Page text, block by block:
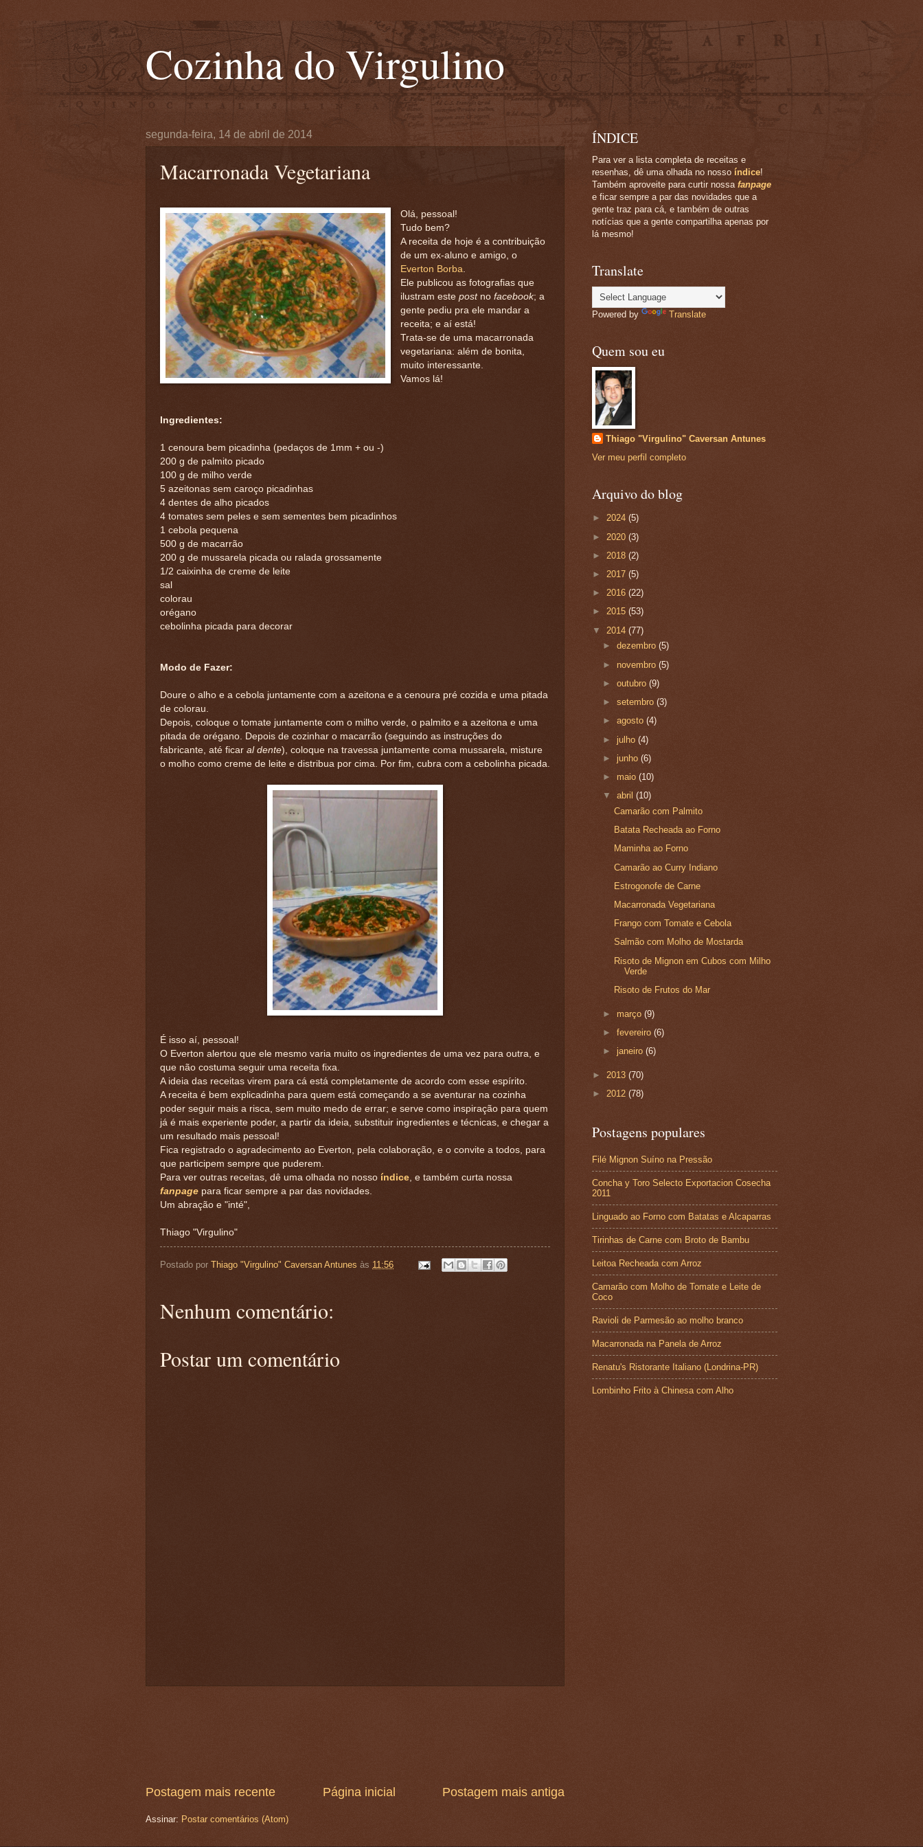
Cozinha do Virgulino
segunda-feira, 14 de abril de 2014
Macarronada Vegetariana
Olá, pessoal!
Tudo bem?
A receita de hoje é a contribuição
de um ex-aluno e amigo, o
Everton Borba
Ele publicou as fotografias que
ilustram este postno facebook; a
gente pediu pra ele mandar a
receita; e aí está!
Trata-se de uma macarronada
vegetariana: além de bonita,
muito interessante.
Vamos lá!
Ingredientes:
1 cenoura bem picadinha (pedaços de 1mm + ou -)
200 g de pal mito picado
100 g de milho verde
5 azeitonas sem caroço picadinhas
4 dentes de alho picados
4 tomates sem peles e sem sementes bem picadinhos
1 cebola pequena
500 g de macarrão
200 g de mussarela picada ou ralada grossamente
1/2 caixinha de creme de leite
sal
colorau
orégano
cebolinha picada para decorar
Modo de Fazer:
Doure o alho e a cebola juntamente com a azeitona e a cenoura pré cozida e uma pitada
de colorau.
Depois, coloque o tomate juntamente com o milho verde, o palmito e a azeitona e uma
pitada de orégano. Depois de cozinhar o macarrão (seguindo as instruções do
fabricante, até ficar al dente), coloque na travessa juntamente coma mussarela, misture
o molho como creme de leite e distribua por cima. Por fim, cubra com a cebolinha picada.
É isso aí, pessoal!
O Everton alertou que ele mesmo varia muito os ingredientes de uma vez para outra, e
que não costuma seguir uma receita fixa.
A ideia das receitas virem para cá está completamente de acordo com esse espírito.
A receita é bem explicadinha para quem está começando a se aventurar na cozinha
poder seguir mais a risca, sem muito medo de errar; e serve como inspiração para quem
já é mais experiente poder, a partir da ideia, substituir ingredientes e técnicas, e chegar a
um resultado mais pessoal!
Fica registrado o agradecimento ao Everton, pela colaboração, e o convite a todos, para
que participem sempre que puderem.
Para ver outras receitas, dê uma olhada no nosso índice , e também curta nossa
fanpage para ficar sempre a par das novidades.
Um abração e "inté",
Thiago "Virgulino"
Postado por Thiago "Virgulino" Caversan Antunes às 11:56
Nenhum comentário:
Postar um comentário
Postagem mais recente Postagem mais antiga
Página inicial
Assinar: Postar comentários (Atom)
ÍNDICE
Para ver a lista completa de receitas e
resenhas, dê uma olhada no nosso índice!
Também aproveite para curtir nossa fanpage
e ficar sempre a par das novidades que a
gente traz para cá, e também de outras
notícias que a gente compartilha apenas por
lá mesmo!
Translate
Powered by Translate
Quem sou eu
Thiago "Virgulino" Caversan Antunes
Ver meu perfil completo
Arquivo do blog
► 2024 (5)
► 2020 (3)
► 2018 (2)
► 2017 (5)
► 2016 (22)
► 2015 (53)
▼ 2014 (77)
►dezembro(5)
► novembro(5)
►outubro(9)
►setembro(3)
►agosto(4)
►julho(4)
►junho(6)
► maio(10)
▼abril(10)
Camarão com Palmito
Batata Recheada ao Forno
Maminha ao Forno
Camarão ao Curry Indiano
Estrogonofe de Carne
Macarronada Vegetariana
Frango com Tomate e Cebola
Salmão com Molho de Mostarda
Risoto de Mignon em Cubos com Milho
Verde
Risoto de Frutos do Mar
► março(9)
►fevereiro(6)
► janeiro(6)
► 2013 (70)
► 2012 (78)
Postagens populares
Filé Mignon Suíno na Pressão
Concha y Toro Selecto Exportacion Cosecha
2011
Linguado ao Forno com Batatas e Alcaparras
Tirinhas de Carne com Broto de Bambu
Leitoa Recheada com Arroz
Camarão com Molho de Tomate e Leite de
Coco
Ravioli de Parmesão ao molho branco
Macarronada na Panela de Arroz
Renatu's Ristorante Italiano (Londrina-PR)
Lombinho Frito à Chinesa com Alho